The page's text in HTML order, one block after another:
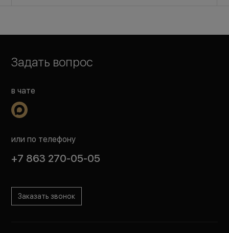
Задать вопрос
в чате
или по телефону
+7 863 270-05-05
Заказать звонок